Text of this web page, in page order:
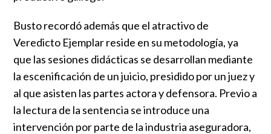
Busto recordó además que el atractivo de
Veredicto Ejemplar reside en su metodología, ya
que las sesiones didácticas se desarrollan mediante
la escenificación de un juicio, presidido por un juez y
al que asisten las partes actora y defensora. Previo a
la lectura de la sentencia se introduce una
intervención por parte de la industria aseguradora,